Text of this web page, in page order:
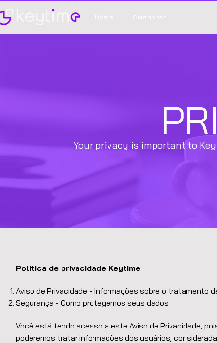
Home Categorias
Your privacy is important to
Politica de privacidade Keytime
Aviso de Privacidade - Informações sobre o tratamento
Segurança - Como protegemos seus dados
Você está tendo acesso a este Aviso de Privacidade,
poderemos tratar informações dos usuários,